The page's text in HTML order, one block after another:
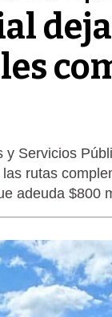
y Servicios
rutas
adeuda $800